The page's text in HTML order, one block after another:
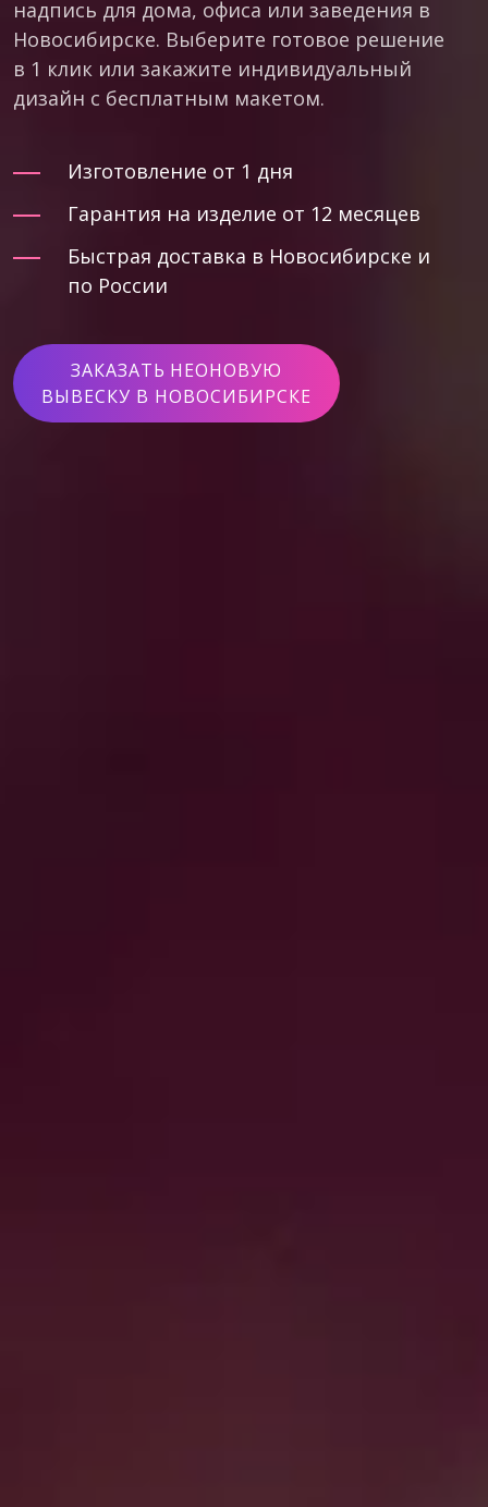
надпись для дома, офиса или заведения в
Новосибирске. Выберите готовое решение
в 1 клик или закажите индивидуальный
дизайн с бесплатным макетом.
Изготовление от 1 дня
Гарантия на изделие от 12 месяцев
Быстрая доставка в Новосибирске и
по России
ЗАКАЗАТЬ НЕОНОВУЮ
ВЫВЕСКУ В НОВОСИБИРСКЕ